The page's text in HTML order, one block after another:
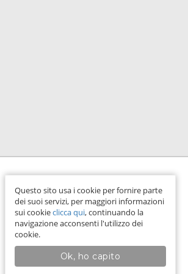
PER LE AZIENDE
Login
Questo sito usa i cookie per fornire parte
dei suoi servizi, per maggiori informazioni
sui cookieclicca qui, continuando la
navigazione acconsenti l'utilizzo dei
cookie.
Ok, ho capito